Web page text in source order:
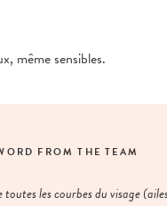
même sensibles.
FROM THE TEAM
les courbes du visage